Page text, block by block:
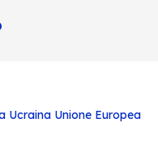
Ucraina Unione Europea